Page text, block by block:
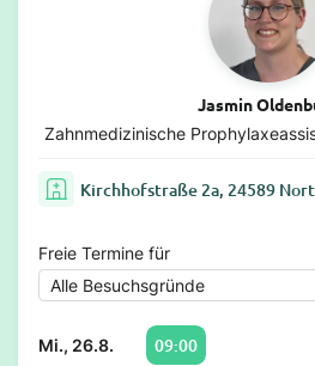
Jasmin
Zahnmedizinische
Kirchhofstraße 2a, 24589
Freie Termine für
Mi., 26.8. 09:00